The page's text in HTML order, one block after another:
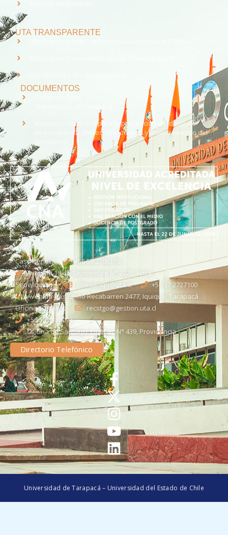
UTA TRANSPARENTE
DOCUMENTOS
Manual institucional para la prevención del delito de
lavado activos, delitos funcionarios y financiamiento del
Casa Central
+56 58 2386170
Avenida 18 de Septiembre N° 2222, Arica
Sede Iquique
direseciqq@uta.cl
+56 57 2727100​
Avenida Luis Emilio Recabarren 2477, Iquique, Tarapacá
Oficina Santiago
recstgo@gestion.uta.cl
+56 58 2386093
Oficina de Santiago: Quebec N° 439, Providencia
Directorio Telefónico
Universidad de Tarapacá – Universidad del Estado de Chile